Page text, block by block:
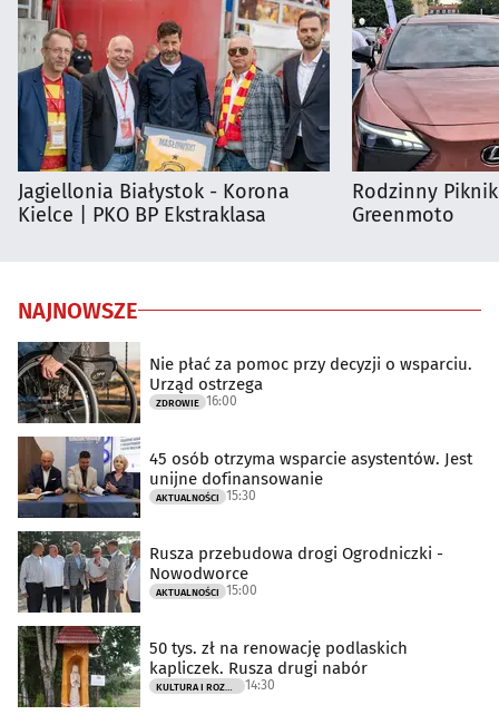
Jagiellonia Białystok - Korona
Kielce | PKO BP Ekstraklasa
Rodzinny
Greenmoto
NAJNOWSZE
Nie płać za pomoc przy decyzji o wsparciu.
Urząd ostrzega
ZDROWIE 16:00
45 osób otrzyma wsparcie asystentów. Jest
unijne dofinansowanie
AKTUALNOŚCI 15:30
Rusza przebudowa drogi Ogrodniczki -
Nowodworce
AKTUALNOŚCI 15:00
50 tys. zł na renowację podlaskich
kapliczek. Rusza drugi nabór
KULTURA I ROZRYWKA 14:30